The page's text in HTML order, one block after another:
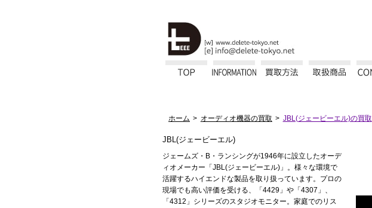
ホーム オーディオ機器の買取 JBL(ジェービーエル)の買取
JBL(ジェービーエル)
ジェームズ・B・ランシングが1946年に設立したオーデ
ィオメーカー「JBL(ジェービーエル)」。様々な環境で
活躍するハイエンドな製品を取り扱っています。プロの
現場でも高い評価を受ける、「4429」や「4307」、
「4312」シリーズのスタジオモニター。家庭でのリス